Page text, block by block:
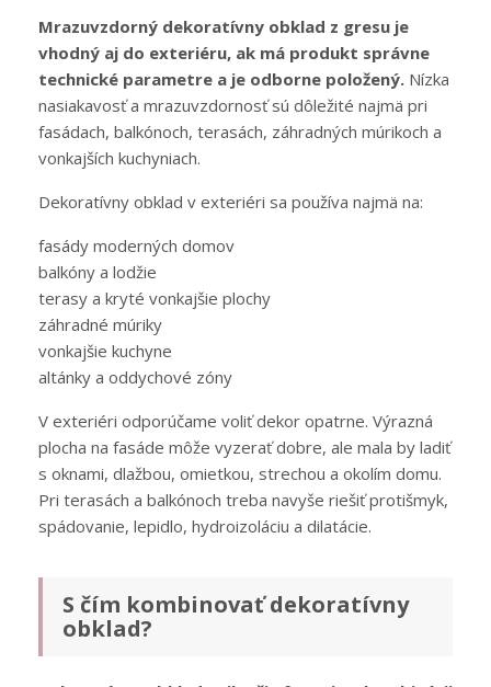
Mrazuvzdorný dekoratívny obklad z gresu je
vhodný aj do exteriéru, ak má produkt správne
technické parametre a je odborne položený. Nízka
nasiakavosť a mrazuvzdornosť sú dôležité najmä pri
fasádach, balkónoch, terasách, záhradných múrikoch a
vonkajších kuchyniach.
Dekoratívny obklad v exteriéri sa používa najmä na:
fasády moderných domov
balkóny a lodžie
terasy a kryté vonkajšie plochy
záhradné múriky
vonkajšie kuchyne
altánky a oddychové zóny
V exteriéri odporúčame voliť dekor opatrne. Výrazná
plocha na fasáde môže vyzerať dobre, ale mala by ladiť
s oknami, dlažbou, omietkou, strechou a okolím domu.
Pri terasách a balkónoch treba navyše riešiť protišmyk,
spádovanie, lepidlo, hydroizoláciu a dilatácie.
S čím kombinovať dekoratívny
obklad?